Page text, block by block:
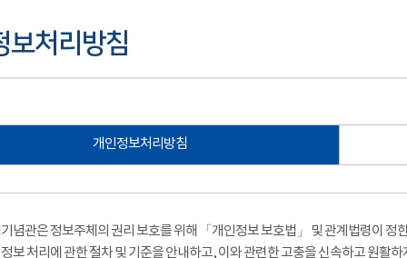
보처리방침
개인정보처리방침
념관은 정보주체의 권리 보호를 위해 「개인정보 보호법」 및 관계법령이 정
보 처리에 관한 절차 및 기준을 안내하고, 이와 관련한 고충을 신속하고 원활